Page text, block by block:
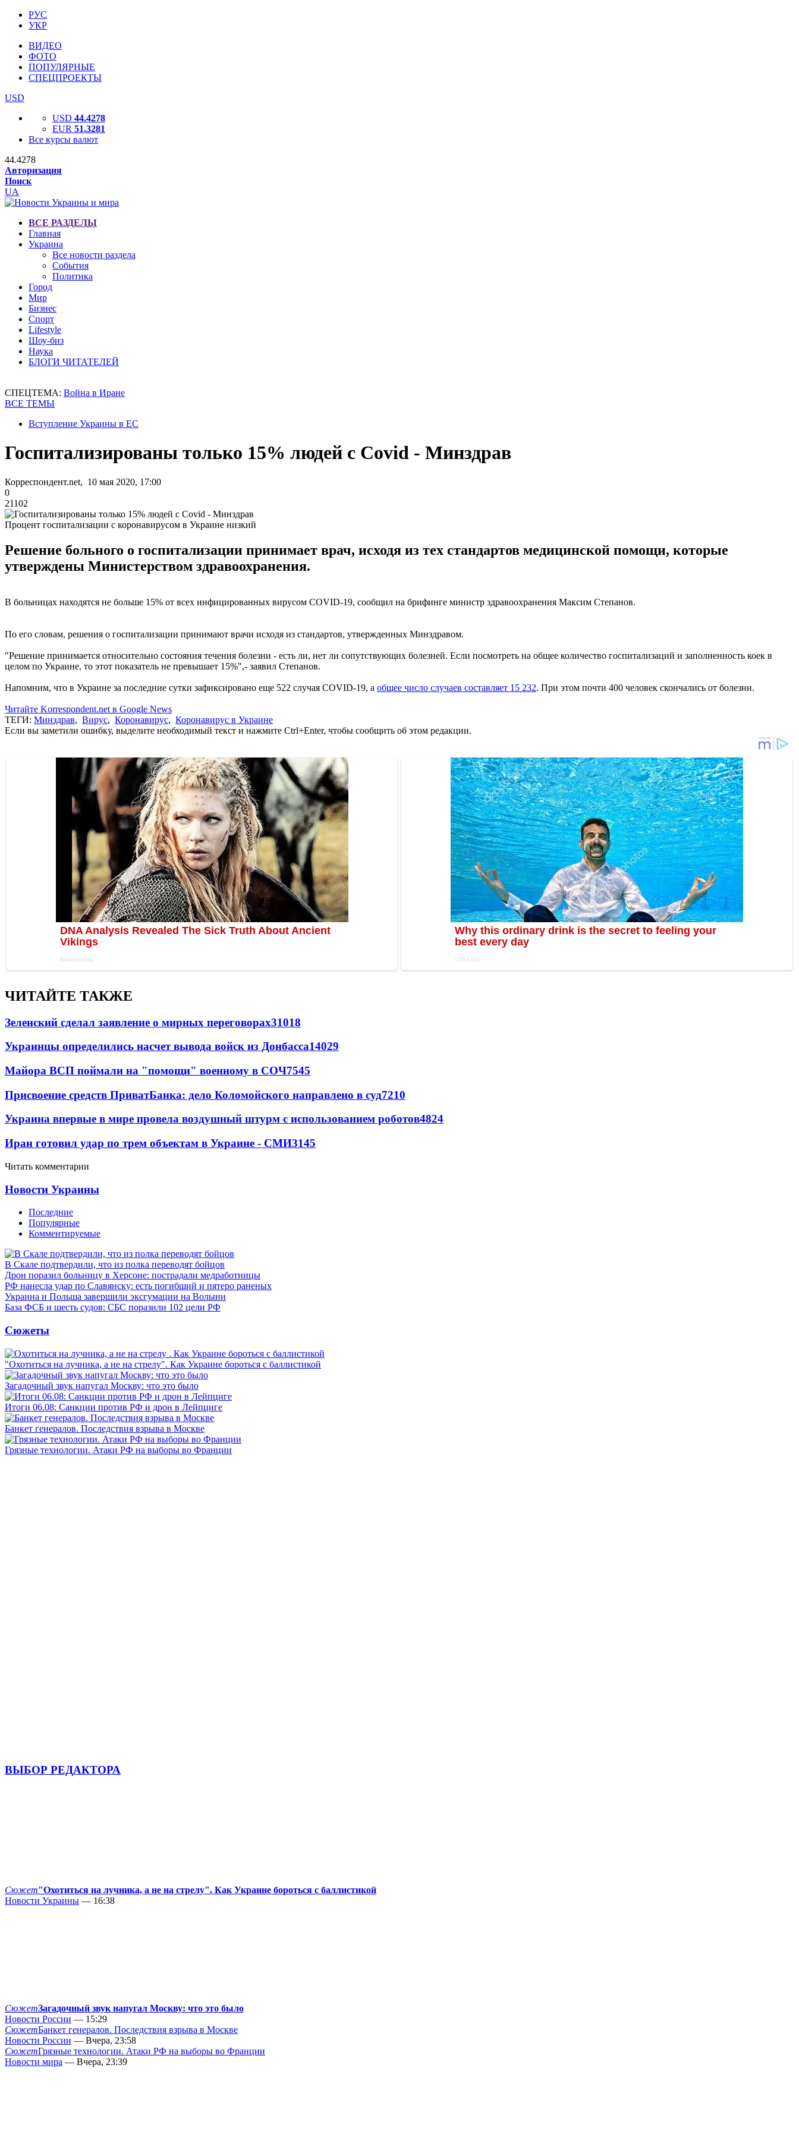
РУС
УКР
ВИДЕО
ФОТО
ПОПУЛЯРНЫЕ
СПЕЦПРОЕКТЫ
USD
USD 44.4278
EUR 51.3281
Все курсы валют
44.4278
Авторизация
Поиск
UA
ВСЕ РАЗДЕЛЫ
Главная
Украина
Все новости раздела
События
Политика
Город
Мир
Бизнес
Спорт
Lifestyle
Шоу-биз
Наука
БЛОГИ ЧИТАТЕЛЕЙ
СПЕЦТЕМА: Война в Иране
ВСЕ ТЕМЫ
Вступление Украины в ЕС
Госпитализированы только 15% людей с Covid - Минздрав
Корреспондент.net, 10 мая 2020, 17:00
0
21102
Процент госпитализации с коронавирусом в Украине низкий
Решение больного о госпитализации принимает врач, исходя из тех стандартов медицинской помощи, которые
утверждены Министерством здравоохранения.
В больницах находятся не больше 15% от всех инфицированных вирусом COVID-19, сообщил на брифинге министр здравоохранения Максим Степанов.
По его словам, решения о госпитализации принимают врачи исходя из стандартов, утвержденных Минздравом.
"Решение принимается относительно состояния течения болезни - есть ли, нет ли сопутствующих болезней. Если посмотреть на общее количество госпитализаций и заполненность коек в
целом по Украине, то этот показатель не превышает 15%",- заявил Степанов.
Напомним, что в Украине за последние сутки зафиксировано еще 522 случая COVID-19, а общее число случаев составляет 15 232. При этом почти 400 человек скончались от болезни.
Читайте Korrespondent.net в Google News
ТЕГИ: Минздрав, Вирус, Коронавирус, Коронавирус в Украине
Если вы заметили ошибку, выделите необходимый текст и нажмите Ctrl+Enter, чтобы сообщить об этом редакции.
ЧИТАЙТЕ ТАКЖЕ
Зеленский сделал заявление о мирных переговорах31018
Украинцы определились насчет вывода войск из Донбасса14029
Майора ВСП поймали на "помощи" военному в СОЧ7545
Присвоение средств ПриватБанка: дело Коломойского направлено в суд7210
Украина впервые в мире провела воздушный штурм с использованием роботов4824
Иран готовил удар по трем объектам в Украине - СМИ3145
Читать комментарии
Новости Украины
Последние
Популярные
Комментируемые
В Скале подтвердили, что из полка переводят бойцов
Дрон поразил больницу в Херсоне: пострадали медработницы
РФ нанесла удар по Славянску: есть погибший и пятеро раненых
Украина и Польша завершили эксгумации на Волыни
База ФСБ и шесть судов: СБС поразили 102 цели РФ
Сюжеты
"Охотиться на лучника, а не на стрелу". Как Украине бороться с баллистикой
Загадочный звук напугал Москву: что это было
Итоги 06.08: Санкции против РФ и дрон в Лейпциге
Банкет генералов. Последствия взрыва в Москве
Грязные технологии. Атаки РФ на выборы во Франции
ВЫБОР РЕДАКТОРА
Сюжет"Охотиться на лучника, а не на стрелу". Как Украине бороться с баллистикой
Новости Украины — 16:38
СюжетЗагадочный звук напугал Москву: что это было
Новости России — 15:29
СюжетБанкет генералов. Последствия взрыва в Москве
Новости России — Вчера, 23:58
СюжетГрязные технологии. Атаки РФ на выборы во Франции
Новости мира — Вчера, 23:39